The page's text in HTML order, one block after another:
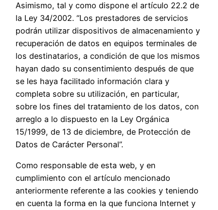
Asimismo, tal y como dispone el artículo 22.2 de
la Ley 34/2002. “Los prestadores de servicios
podrán utilizar dispositivos de almacenamiento y
recuperación de datos en equipos terminales de
los destinatarios, a condición de que los mismos
hayan dado su consentimiento después de que
se les haya facilitado información clara y
completa sobre su utilización, en particular,
sobre los fines del tratamiento de los datos, con
arreglo a lo dispuesto en la Ley Orgánica
15/1999, de 13 de diciembre, de Protección de
Datos de Carácter Personal”.
Como responsable de esta web, y en
cumplimiento con el artículo mencionado
anteriormente referente a las cookies y teniendo
en cuenta la forma en la que funciona Internet y